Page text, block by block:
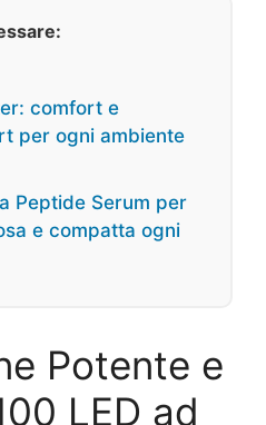
comfort e
per ogni ambiente
Peptide Serum per
e compatta ogni
Potente e
LED ad